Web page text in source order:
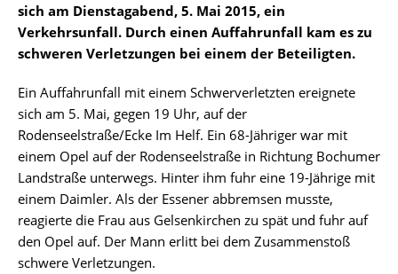
sich am Dienstagabend, 5. Mai 2015, ein
Verkehrsunfall. Durch einen Auffahrunfall kam es zu
schweren Verletzungen bei einem der Beteiligten.
Ein Auffahrunfall mit einem Schwerverletzten ereignete
sich am 5. Mai, gegen 19 Uhr, auf der
Rodenseelstraße/Ecke Im Helf. Ein 68-Jähriger war mit
einem Opel auf der Rodenseelstraße in Richtung Bochumer
Landstraße unterwegs. Hinter ihm fuhr eine 19-Jährige mit
einem Daimler. Als der Essener abbremsen musste,
reagierte die Frau aus Gelsenkirchen zu spät und fuhr auf
den Opel auf. Der Mann erlitt bei dem Zusammenstoß
schwere Verletzungen.